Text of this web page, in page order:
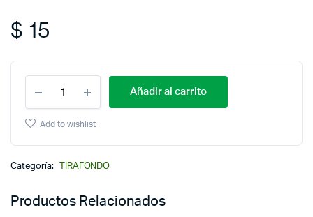
$15
Añadir al carrito
Add to wishlist
Categoría: TIRAFONDO
Productos Relacionados